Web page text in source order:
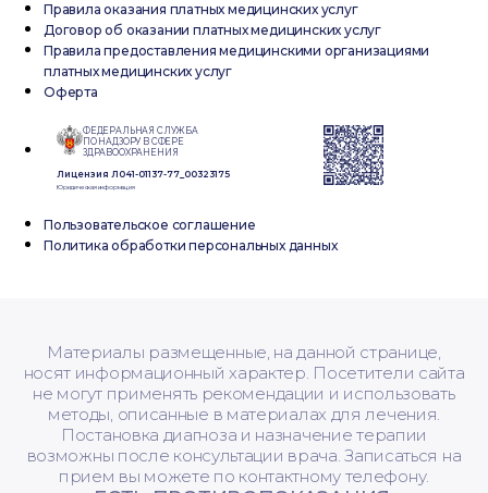
Правила оказания платных медицинских услуг
Договор об оказании платных медицинских услуг
Правила предоставления медицинскими организациями
платных медицинских услуг
Оферта
ФЕДЕРАЛЬНАЯ СЛУЖБА
ПО НАДЗОРУ В СФЕРЕ
ЗДРАВООХРАНЕНИЯ
Лицензия Л041-01137-77_00323175
Юридическая информация
Пользовательское соглашение
Политика обработки персональных данных
Материалы размещенные, на данной странице,
носят информационный характер. Посетители сайта
не могут применять рекомендации и использовать
методы, описанные в материалах для лечения.
Постановка диагноза и назначение терапии
возможны после консультации врача. Записаться на
прием вы можете по контактному телефону.